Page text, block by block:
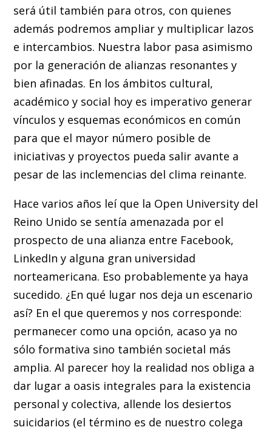
será útil también para otros, con quienes
además podremos ampliar y multiplicar lazos
e intercambios. Nuestra labor pasa asimismo
por la generación de alianzas resonantes y
bien afinadas. En los ámbitos cultural,
académico y social hoy es imperativo generar
vínculos y esquemas económicos en común
para que el mayor número posible de
iniciativas y proyectos pueda salir avante a
pesar de las inclemencias del clima reinante.
Hace varios años leí que la Open University del
Reino Unido se sentía amenazada por el
prospecto de una alianza entre Facebook,
LinkedIn y alguna gran universidad
norteamericana. Eso probablemente ya haya
sucedido. ¿En qué lugar nos deja un escenario
así? En el que queremos y nos corresponde:
permanecer como una opción, acaso ya no
sólo formativa sino también societal más
amplia. Al parecer hoy la realidad nos obliga a
dar lugar a oasis integrales para la existencia
personal y colectiva, allende los desiertos
suicidarios (el término es de nuestro colega